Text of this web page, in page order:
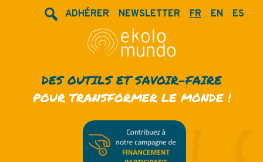
ADHÉRER NEWSLETTER FR EN ES
DES OUTILS ET SAVOIR-FAIRE
POUR TRANSFORMER LE MONDE !